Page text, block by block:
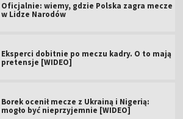
Oficjalnie: wiemy, gdzie Polska zagra mecze
w Lidze Narodów
Eksperci dobitnie po meczu kadry. O to mają
pretensje [WIDEO]
Borek ocenił mecze z Ukrainą i Nigerią:
mogło być nieprzyjemnie [WIDEO]